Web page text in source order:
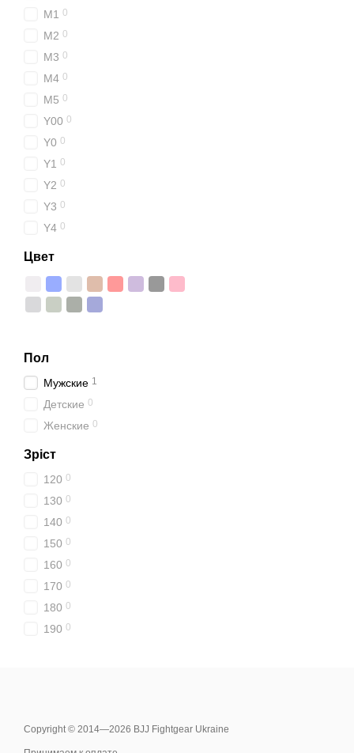
M1 0
M2 0
M3 0
M4 0
M5 0
Y00 0
Y0 0
Y1 0
Y2 0
Y3 0
Y4 0
Цвет
Пол
Мужские 1
Детские 0
Женские 0
Зріст
120 0
130 0
140 0
150 0
160 0
170 0
180 0
190 0
Copyright © 2014—2026 BJJ Fightgear Ukraine